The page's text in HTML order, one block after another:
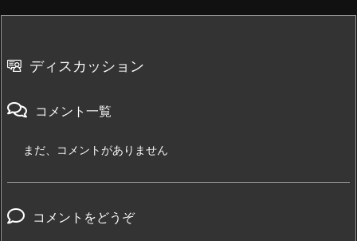
ディスカッション
コメント一覧
まだ、コメントがありません
コメントをどうぞ